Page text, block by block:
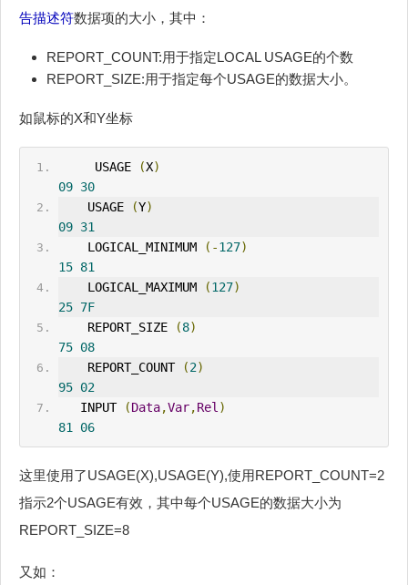
告描述符数据项的大小，其中：
REPORT_COUNT:用于指定LOCAL USAGE的个数
REPORT_SIZE:用于指定每个USAGE的数据大小。
如鼠标的X和Y坐标
     USAGE
(X)
09 30
    USAGE
(Y)
09 31
    LOGICAL_M
INIMUM (-127)
15 81
    LOGICAL_MAXIMUM
(127)
25 7F
    REPORT_SIZE
(8)
75 08
    REPORT_COUNT
(2)
95 02
INPUT (Data,Var,Rel )
81
06
这里使用了USAGE(X),USAGE(Y),使用REPORT_COUNT=2
指示2个USAGE有效，其中每个USAGE的数据大小为
REPORT_SIZE=8
又如：